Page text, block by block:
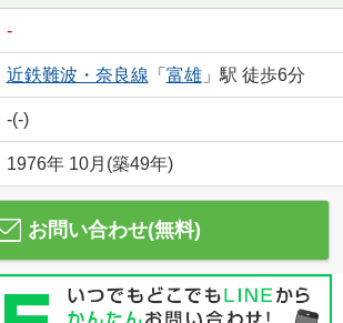
-
近鉄難波・奈良線 「 富雄」駅 徒歩6分
-(-)
1976年 10月(築49年)
お問い合わせ(無料)